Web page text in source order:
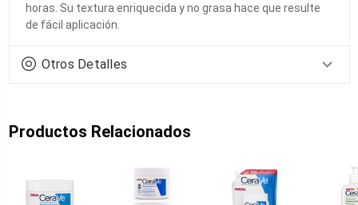
horas. Su textura enriquecida y no grasa hace que resulte
de fácil aplicación.
Otros Detalles
Productos Relacionados